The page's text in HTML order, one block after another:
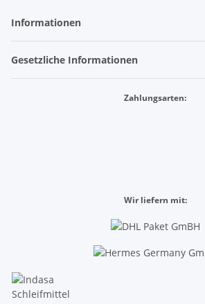
Informationen
Gesetzliche Informationen
Zahlungsarten:
Wir liefern mit: